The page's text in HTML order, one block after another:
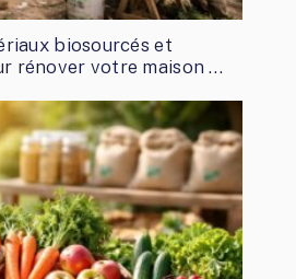
biosourcés et
rénover votre maison …